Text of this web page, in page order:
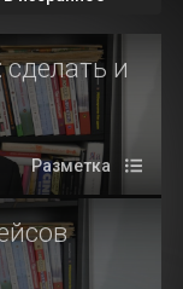
и
Разметка